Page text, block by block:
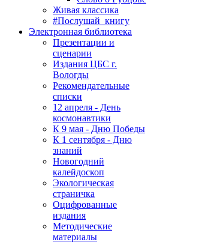
Живая классика
#Послушай_книгу
Электронная библиотека
Презентации и
сценарии
Издания ЦБС г.
Вологды
Рекомендательные
списки
12 апреля - День
космонавтики
К 9 мая - Дню Победы
К 1 сентября - Дню
знаний
Новогодний
калейдоскоп
Экологическая
страничка
Оцифрованные
издания
Методические
материалы